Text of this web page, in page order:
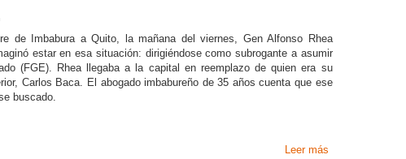
de Imbabura a Quito, la mañana del viernes, Gen Alfonso Rhea
estar en esa situación: dirigiéndose como subrogante a asumir
(FGE). Rhea llegaba a la capital en reemplazo de quien era su
Carlos Baca. El abogado imbabureño de 35 años cuenta que ese
buscado.
Leer más